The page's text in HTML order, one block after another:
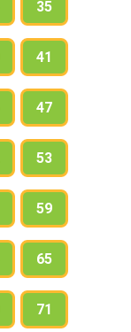
35
41
47
53
59
65
71